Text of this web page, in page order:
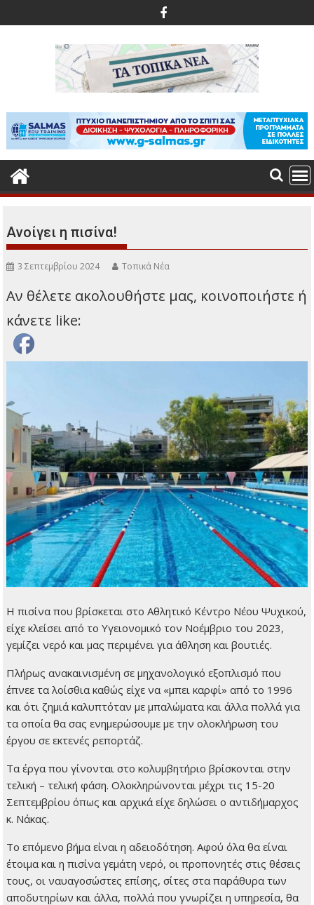
στο
περιεχόμενο
Ανοίγει η πισίνα!
3 Σεπτεμβρίου 2024 Τοπικά Νέα
Αν θέλετε ακολουθήστε μας, κοινοποιήστε ή
κάνετε like:
Η πισίνα που βρίσκεται στο Αθλητικό Κέντρο Νέου Ψυχικού,
είχε κλείσει από το Υγειονομικό τον Νοέμβριο του 2023,
γεμίζει νερό και μας περιμένει για άθληση και βουτιές.
Πλήρως ανακαινισμένη σε μηχανολογικό εξοπλισμό που
έπνεε τα λοίσθια καθώς είχε να «μπει καρφί» από το 1996
και ότι ζημιά καλυπτόταν με μπαλώματα και άλλα πολλά για
τα οποία θα σας ενημερώσουμε με την ολοκλήρωση του
έργου σε εκτενές ρεπορτάζ.
Τα έργα που γίνονται στο κολυμβητήριο βρίσκονται στην
τελική – τελική φάση. Ολοκληρώνονται μέχρι τις 15-20
Σεπτεμβρίου όπως και αρχικά είχε δηλώσει ο αντιδήμαρχος
κ. Νάκας.
Το επόμενο βήμα είναι η αδειοδότηση. Αφού όλα θα είναι
έτοιμα και η πισίνα γεμάτη νερό, οι προπονητές στις θέσεις
τους, οι ναυαγοσώστες επίσης, σίτες στα παράθυρα των
αποδυτηρίων και άλλα, πολλά που γνωρίζει η υπηρεσία, θα